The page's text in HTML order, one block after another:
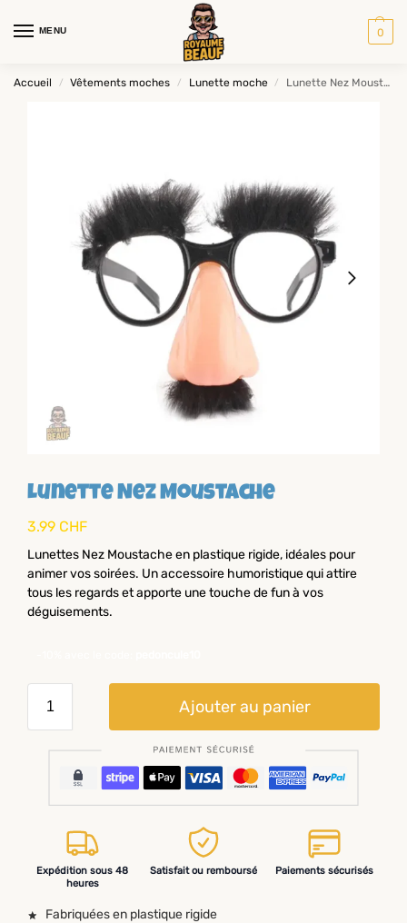
MENU 0
Accueil / Vêtements moches / Lunette moche / Lunette Nez Moustache
Lunette Nez Moustache
3.99 CHF
Lunettes Nez Moustache en plastique rigide, idéales pour
animer vos soirées. Un accessoire humoristique qui attire
tous les regards et apporte une touche de fun à vos
déguisements.
Ajouter au panier
Expédition sous 48
heures
Satisfait ou remboursé Paiements sécurisés
Fabriquées en plastique rigide